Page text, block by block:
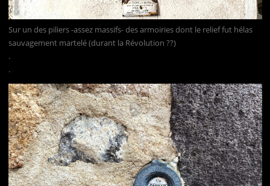
Sur un des piliers -assez massifs- des armoiries dont le relief fut hélas
sauvagement martelé (durant la Révolution ??)
.
.